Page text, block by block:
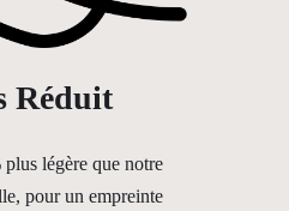
Réduit
légère que notre
pour un empreinte